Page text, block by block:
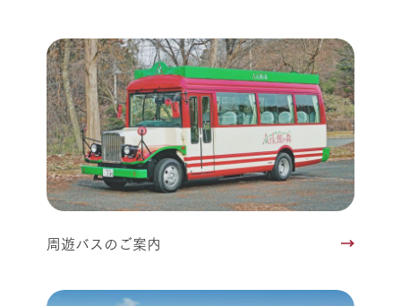
周遊バスのご案内